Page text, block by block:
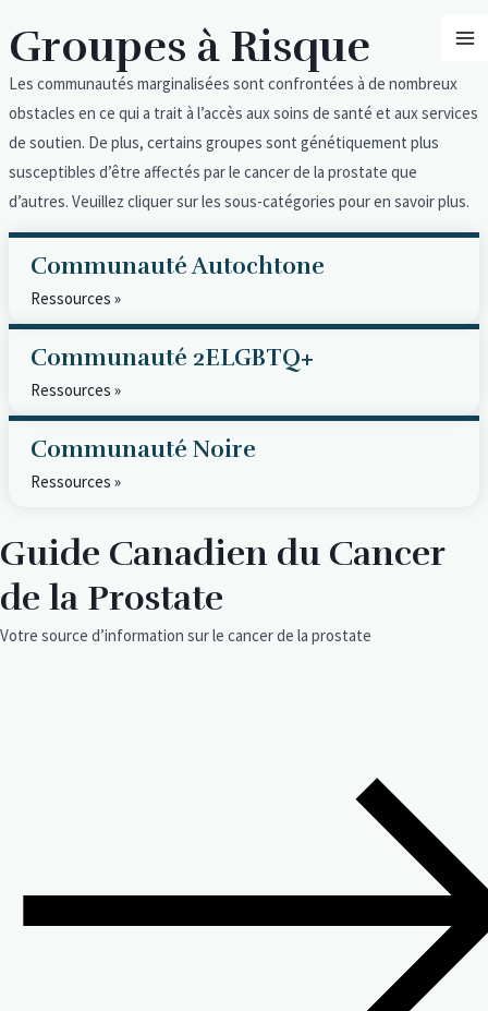
au
contenu
Groupes à Risque
Les communautés marginalisées sont confrontées à de nombreux
obstacles en ce qui a trait à l’accès aux soins de santé et aux services
de soutien. De plus, certains groupes sont génétiquement plus
susceptibles d’être affectés par le cancer de la prostate que
d’autres. Veuillez cliquer sur les sous-catégories pour en savoir plus.
Communauté Autochtone
Ressources »
Communauté 2ELGBTQ+
Ressources »
Communauté Noire
Ressources »
Guide Canadien du Cancer
de la Prostate
Votre source d’information sur le cancer de la prostate